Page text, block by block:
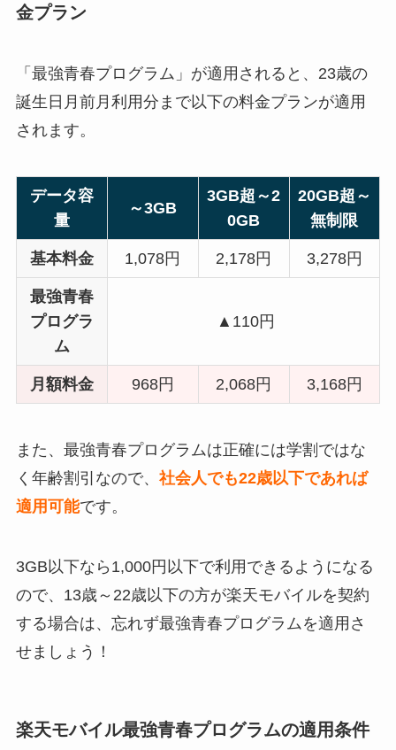
金プラン
「最強青春プログラム」が適用されると、23歳の
誕生日月前月利用分まで以下の料金プランが適用
されます。
月額料金 968円 2,068円 3,168円
データ容
量
～3GB
3GB超～2
0GB
20GB超～
無制限
基本料金 1,078円 2,178円 3,278円
最強青春
プログラ
ム
▲110円
また、最強青春プログラムは正確には学割ではな
く年齢割引なので、 社会人でも22歳以下であれば
適用可能です。
3GB以下なら1,000円以下で利用できるようになる
ので、13歳～22歳以下の方が楽天モバイルを契約
する場合は、忘れず最強青春プログラムを適用さ
せましょう！
楽天モバイル最強青春プログラムの適用条件